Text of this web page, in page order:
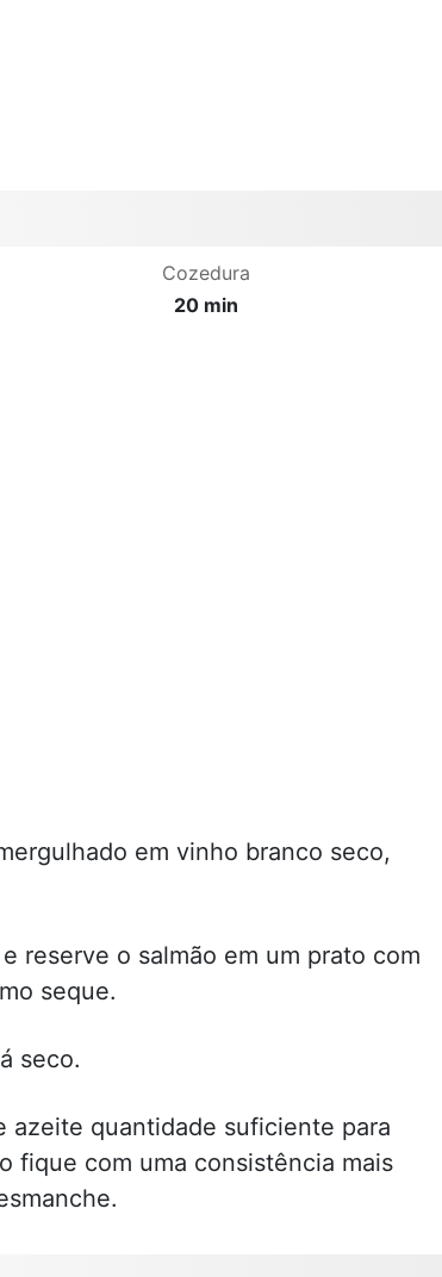
Cozedura
20 min
em vinho branco seco,
reserve o salmão em um prato com
seque.
seco.
azeite quantidade suficiente para
fique com uma consistência mais